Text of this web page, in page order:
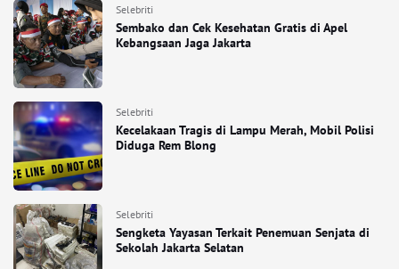
Selebriti
Sembako dan Cek Kesehatan Gratis di Apel
Kebangsaan Jaga Jakarta
Selebriti
Kecelakaan Tragis di Lampu Merah, Mobil Polisi
Diduga Rem Blong
Selebriti
Sengketa Yayasan Terkait Penemuan Senjata di
Sekolah Jakarta Selatan